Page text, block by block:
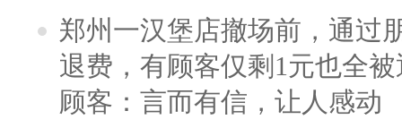
郑州一汉堡店撤场前，通过
退费，有顾客仅剩1元也全
顾客：言而有信，让人感动